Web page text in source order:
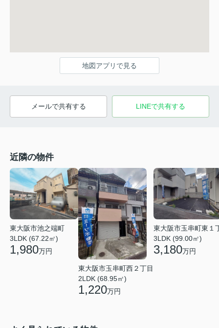
地図アプリで見る
メールで共有する LINEで共有する
近隣の物件
東大阪市池之端町
3LDK (67.22㎡)
1,980万円
東大阪市玉串町西２丁目
2LDK (68.95㎡)
1,220万円
東大阪市玉串町東１
3LDK (99.00㎡)
3,180万円